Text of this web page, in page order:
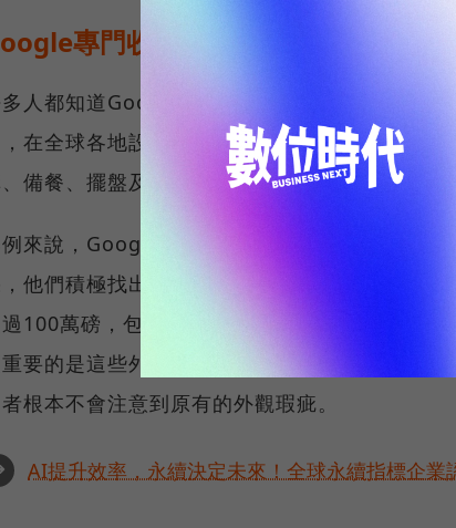
專門收購醜陋食材，每年超過100
人都知道Google的每個分公司幾乎都設有員
在全球各地設立超過200間餐廳及1,000間自
備餐、擺盤及廚餘處理都規定要遵循Google的
來說，Google大量採購「外觀醜陋的蔬菜」
他們積極找出這類供應商，將這些可能無人
100萬磅，包括胡蘿蔔、馬鈴薯、香蕉等；如
要的是這些外觀不佳的蔬果不致白白遭到丟棄
根本不會注意到原有的外觀瑕疵。
AI提升效率，永續決定未來！全球永續指標企